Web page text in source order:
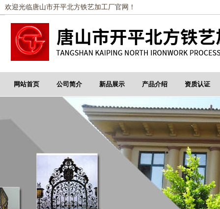
欢迎光临唐山市开平北方铁艺加工厂官网！
网站首页 公司简介 新品展示 产品介绍 资质认证